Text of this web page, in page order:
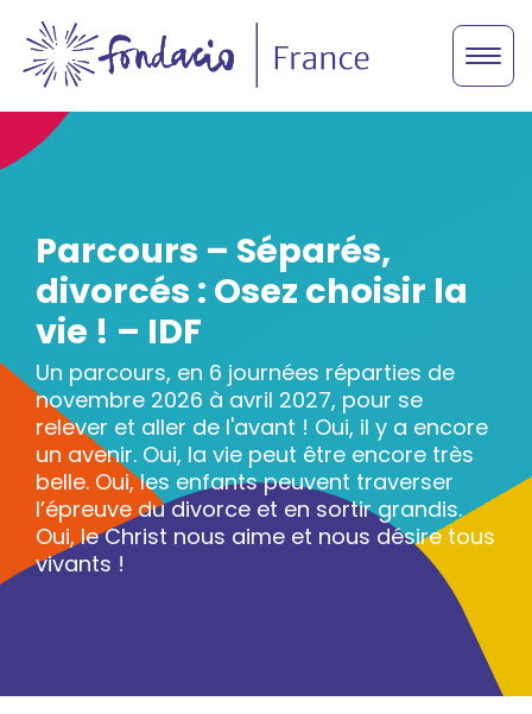
Parcours – Séparés,
divorcés : Osez choisir la
vie ! – IDF
Un parcours, en 6 journées réparties de
novembre 2026 à avril 2027, pour se
relever et aller de l'avant ! Oui, il y a encore
un avenir. Oui, la vie peut être encore très
belle. Oui, les enfants peuvent traverser
l’épreuve du divorce et en sortir grandis.
Oui, le Christ nous aime et nous désire tous
vivants !